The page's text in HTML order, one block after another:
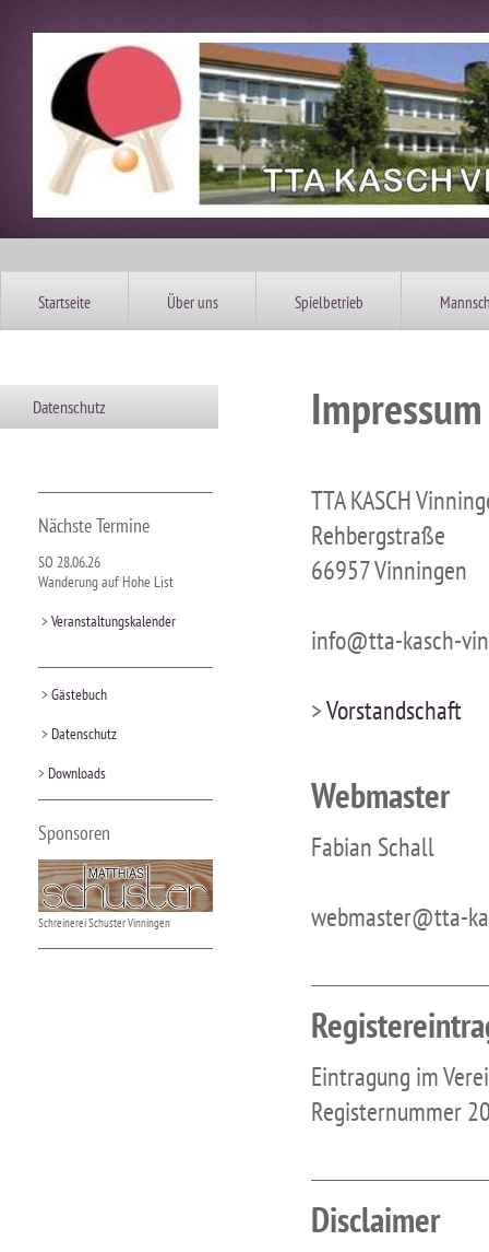
Startseite Über uns Spielbetrieb
Datenschutz
Nächste Termine
SO 28.06.26
Wanderung auf Hohe List
>Veranstaltungskalender
>Gästebuch
>Datenschutz
>Downloads
Sponsoren
Schreinerei Schuster Vinningen
Impressum
TTA KASCH
Rehbergstraße
66957 Vinningen
info@tta-kasch-
>Vorstandschaft
Webmaster
Fabian Schall
webmaster@tta-
Eintragung im
Registernummer
Disclaimer